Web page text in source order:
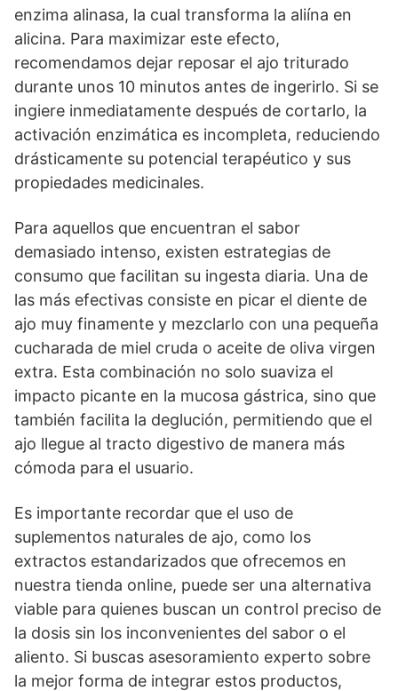
enzima alinasa, la cual transforma la aliína en
alicina. Para maximizar este efecto,
recomendamos dejar reposar el ajo triturado
durante unos 10 minutos antes de ingerirlo. Si se
ingiere inmediatamente después de cortarlo, la
activación enzimática es incompleta, reduciendo
drásticamente su potencial terapéutico y sus
propiedades medicinales.
Para aquellos que encuentran el sabor
demasiado intenso, existen estrategias de
consumo que facilitan su ingesta diaria. Una de
las más efectivas consiste en picar el diente de
ajo muy finamente y mezclarlo con una pequeña
cucharada de miel cruda o aceite de oliva virgen
extra. Esta combinación no solo suaviza el
impacto picante en la mucosa gástrica, sino que
también facilita la deglución, permitiendo que el
ajo llegue al tracto digestivo de manera más
cómoda para el usuario.
Es importante recordar que el uso de
suplementos naturales de ajo, como los
extractos estandarizados que ofrecemos en
nuestra tienda online, puede ser una alternativa
viable para quienes buscan un control preciso de
la dosis sin los inconvenientes del sabor o el
aliento. Si buscas asesoramiento experto sobre
la mejor forma de integrar estos productos,